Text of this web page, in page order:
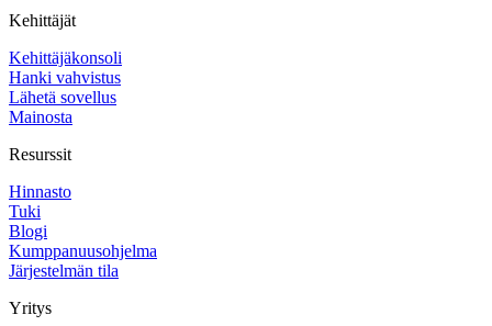
Kehittäjät
Kehittäjäkonsoli
Hanki vahvistus
Lähetä sovellus
Mainosta
Resurssit
Hinnasto
Tuki
Blogi
Kumppanuusohjelma
Järjestelmän tila
Yritys